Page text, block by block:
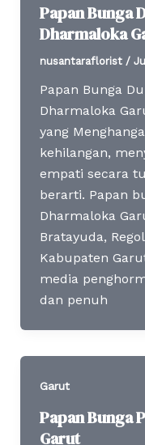
Papan Bunga
Dharmaloka
nusantaraflorist /
Papan Bunga
Dharmaloka
yang
kehilangan,
empati secara
berarti. Papan
Dharmaloka
Bratayuda,
Kabupaten
media
dan penuh
Garut
Papan Bunga
Garut